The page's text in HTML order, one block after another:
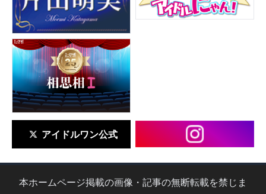
アイドルワン公式
本ホームページ掲載の画像・記事の無断転載を禁じま